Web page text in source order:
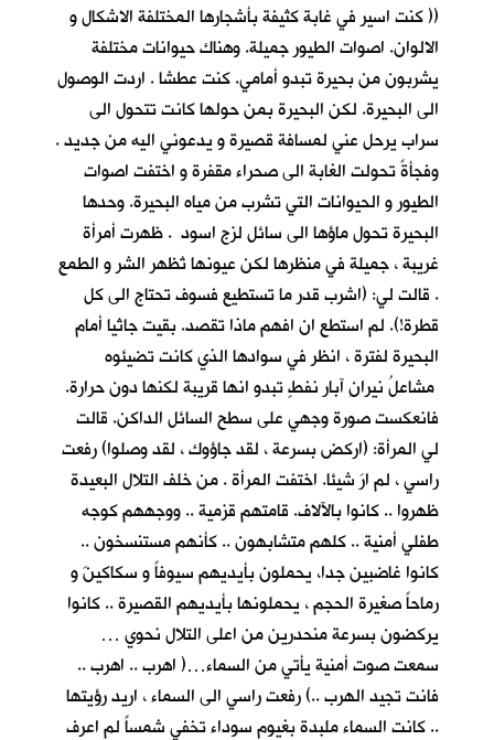
(( كنت اسير في غابة كثيفة بأشجارها المختلفة الاشكال و
الالوان. اصوات الطيور جميلة. وهناك حيوانات مختلفة
يشربون من بحيرة تبدو أمامي. كنت عطشا . اردت الوصول
الى البحيرة. لكن البحيرة بمن حولها كانت تتحول الى
سراب يرحل عني لمسافة قصيرة و يدعوني اليه من جديد .
وفجأةً تحولت الغابة الى صحراء مقفرة و اختفت اصوات
الطيور و الحيوانات التي تشرب من مياه البحيرة. وحدها
البحيرة تحول ماؤها الى سائل لزج اسود . ظهرت أمرأة
غريبة ، جميلة في منظرها لكن عيونها تُظهر الشر و الطمع
. قالت لي: (اشرب قدر ما تستطيع فسوف تحتاج الى كل
قطرة!). لم استطع ان افهم ماذا تقصد. بقيت جاثيا أمام
البحيرة لفترة ، انظر في سوادها الذي كانت تضيئوه
مشاعلُ نيرانِ آبار نفطٍ تبدو انها قريبة لكنها دون حرارة.
فانعكست صورة وجهي على سطح السائل الداكن. قالت
لي المرأة: (اركض بسرعة ، لقد جاؤوك ، لقد وصلوا) رفعت
راسي ، لم ارَ شيئا. اختفت المرأة . من خلف التلال البعيدة
ظهروا .. كانوا بالآلاف. قامتهم قزمية .. ووجههم كوجه
طفلي أمنية .. كلهم متشابهون .. كأنهم مستنسخون ..
كانوا غاضبين جدا، يحملون بأيديهم سيوفاً و سكاكينَ و
رماحاً صغيرة الحجم ، يحملونها بأيديهم القصيرة .. كانوا
يركضون بسرعة منحدرين من اعلى التلال نحوي …
سمعت صوت أمنية يأتي من السماء…( اهرب .. اهرب ..
فانت تجيد الهرب ..) رفعت راسي الى السماء ، اريد رؤيتها
.. كانت السماء ملبدة بغيوم سوداء تخفي شمساً لم اعرف